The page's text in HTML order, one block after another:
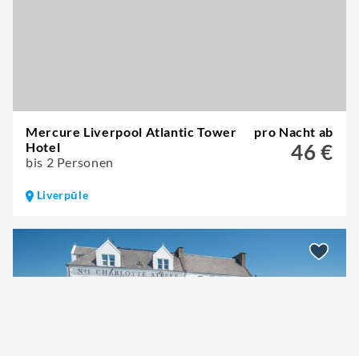
Mercure Liverpool Atlantic Tower
Hotel
bis 2 Personen
pro Nacht ab
46 €
Liverpūle